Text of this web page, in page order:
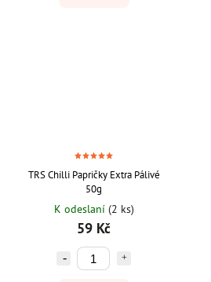
TRS Chilli Papričky Extra Pálivé
50g
K odeslaní (2 ks)
59 Kč